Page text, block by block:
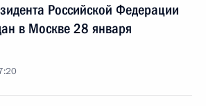
Российской Федерации
в Москве 28 января